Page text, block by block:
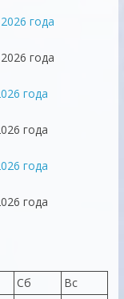
года
года
года
года
года
года
Сб
Вс